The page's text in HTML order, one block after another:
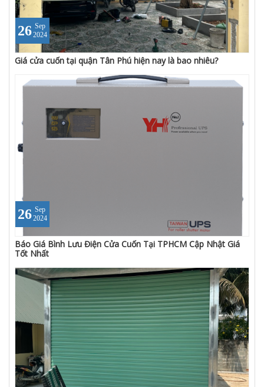
26 Sep
2024
Giá cửa cuốn tại quận Tân Phú hiện nay là bao nhiêu?
26 Sep
2024
Báo Giá Bình Lưu Điện Cửa Cuốn Tại TPHCM Cập Nhật Giá
Tốt Nhất